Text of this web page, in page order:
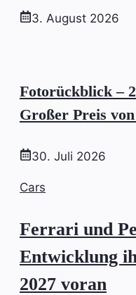
3. August 2026
Fotorückblick –
Großer Preis
30. Juli 2026
Cars
Ferrari und
Entwicklung
2027 voran